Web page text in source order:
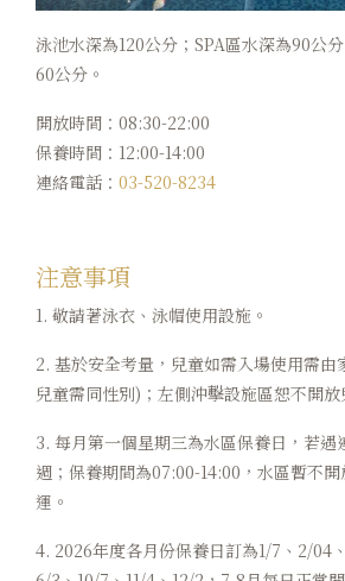
泳池水深為120公分；SPA區水深為90公
60公分。
開放時間：08:30-22:00
保養時間：12:00-14:00
連絡電話： 03-520-8234
注意事項
1. 敬請著泳衣、泳帽使用設施。
2. 基於安全考量，兒童如需入場使用需由
兒童需同性別)；左側沖擊設施區恕不開放
3. 每月第一個星期三為水區保養日，若遇
週；保養期間為07:00-14:00，水區暫不
運。
4. 2026年度各月份保養日訂為1/7、2/04
煙波顧客評論